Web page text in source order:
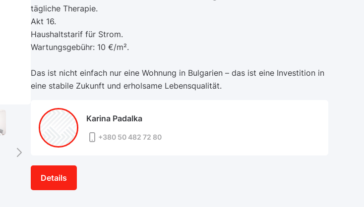
tägliche Therapie.
Akt 16.
Haushaltstarif für Strom.
Wartungsgebühr: 10 €/m².
Das ist nicht einfach nur eine Wohnung in Bulgarien – das ist eine Investition in
eine stabile Zukunft und erholsame Lebensqualität.
Karina Padalka
+380 50 482 72 80
Details